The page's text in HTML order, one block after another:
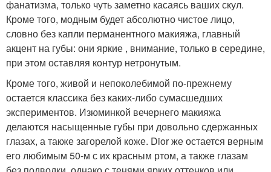
фанатизма, только чуть заметно касаясь ваших скул.
Кроме того, модным будет абсолютно чистое лицо,
словно без капли перманентного макияжа, главный
акцент на губы: они яркие , внимание, только в середине,
при этом оставляя контур нетронутым.
Кроме того, живой и непоколебимой по-прежнему
остается классика без каких-либо сумасшедших
экспериментов. Изюминкой вечернего макияжа
делаются насыщенные губы при довольно сдержанных
глазах, а также загорелой коже. Dior же остается верным
его любимым 50-м с их красным ртом, а также глазам